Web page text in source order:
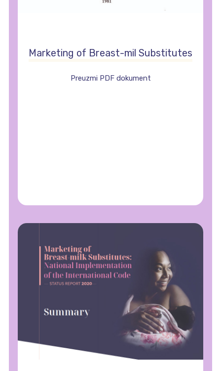
Marketing of Breast-mil Substitutes
Preuzmi PDF dokument